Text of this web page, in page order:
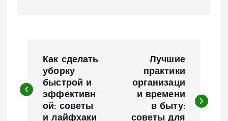
в
Как сделать
уборку
быстрой и
эффективн
ой: советы
и лайфхаки
Лучшие
практики
организаци
и времени
в быту:
советы для